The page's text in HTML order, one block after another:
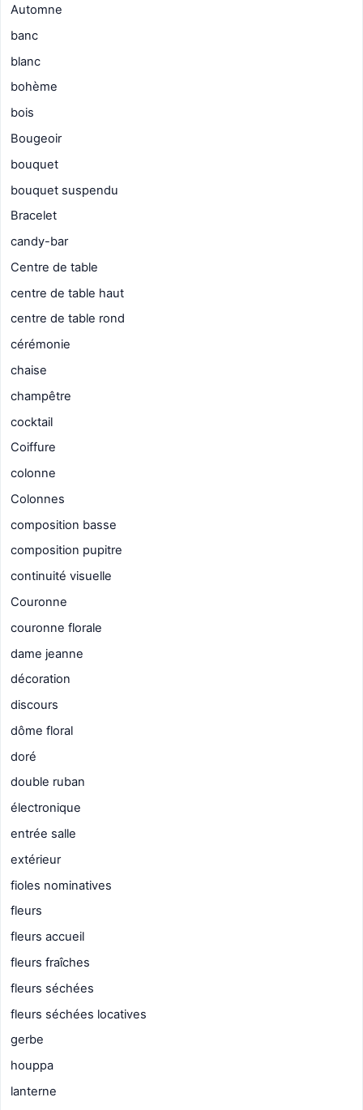
Automne
banc
blanc
bohème
bois
Bougeoir
bouquet
bouquet suspendu
Bracelet
candy-bar
Centre de table
centre de table haut
centre de table rond
cérémonie
chaise
champêtre
cocktail
Coiffure
colonne
Colonnes
composition basse
composition pupitre
continuité visuelle
Couronne
couronne florale
dame jeanne
décoration
discours
dôme floral
doré
double ruban
électronique
entrée salle
extérieur
fioles nominatives
fleurs
fleurs accueil
fleurs fraîches
fleurs séchées
fleurs séchées locatives
gerbe
houppa
lanterne